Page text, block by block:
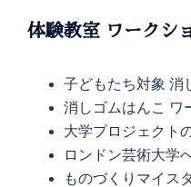
体験教室 ワークシ
子どもたち対象 消
消しゴムはんこ ワ
大学プロジェクト
ロンドン芸術大学
ものづくりマイス